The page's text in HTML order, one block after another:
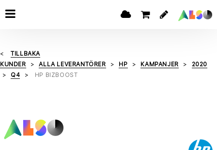
TILLBAKA
KUNDER
ALLA LEVERANTÖRER HP KAMPANJER
2020
Q4
HP BIZBOOST